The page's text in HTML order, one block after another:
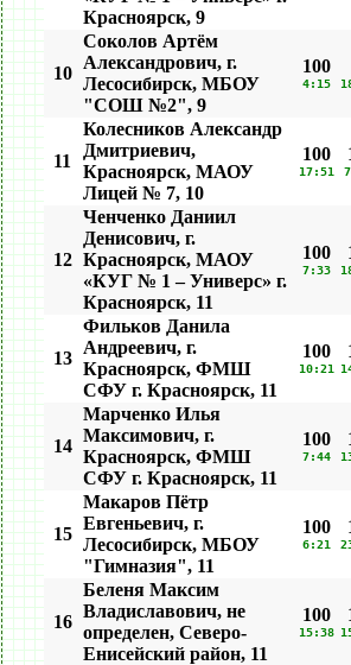
Красноярск, 9
10
Соколов Артём
Александрович, г.
Лесосибирск, МБОУ
"СОШ №2", 9
100
4:15
11
Колесников Александр
Дмитриевич,
Красноярск, МАОУ
Лицей № 7, 10
100
17:51
12
Ченченко Даниил
Денисович, г.
Красноярск, МАОУ
«КУГ № 1 – Универс» г.
Красноярск, 11
100
7:33
13
Фильков Данила
Андреевич, г.
Красноярск, ФМШ
СФУ г. Красноярск, 11
100
10:21
14
Марченко Илья
Максимович, г.
Красноярск, ФМШ
СФУ г. Красноярск, 11
100
7:44
15
Макаров Пётр
Евгеньевич, г.
Лесосибирск, МБОУ
"Гимназия", 11
100
6:21
16
Беленя Максим
Владиславович, не
определен, Северо-
Енисейский район, 11
100
15:38